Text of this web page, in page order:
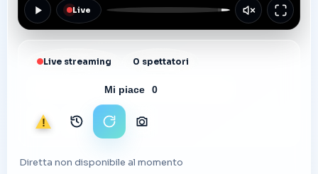
Live
Live streaming 0 spettatori
Mi piace 0
SegnalaArchivio immagini
Ricarica stream
Scarica foto
Diretta non disponibile al momento